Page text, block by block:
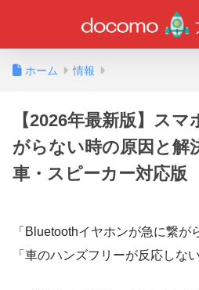
ホーム 情報
【2026年最新版】ス
がらない時の原因と解
車・スピーカー対応版
「Bluetoothイヤホンが急に繋が
「車のハンズフリーが反応しない